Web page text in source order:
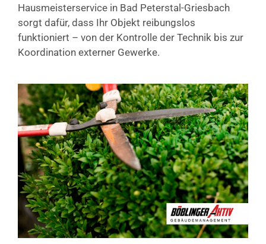
Hausmeisterservice in Bad Peterstal-Griesbach
sorgt dafür, dass Ihr Objekt reibungslos
funktioniert – von der Kontrolle der Technik bis zur
Koordination externer Gewerke.